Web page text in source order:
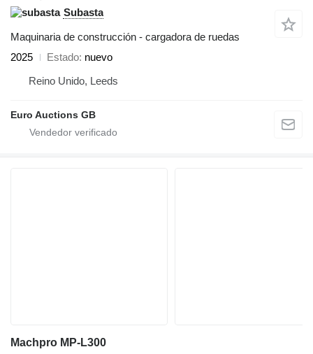
Subasta
Maquinaria de construcción - cargadora de ruedas
2025
Estado nuevo
Reino Unido, Leeds
Euro Auctions GB
Machpro MP-L300